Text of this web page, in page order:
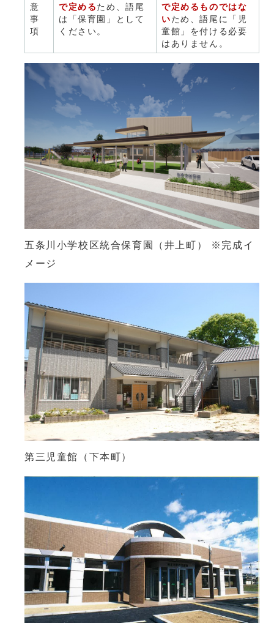
意
事
項
で定める ため、語尾
は「保育園」として
ください。
で定めるものではな
い ため、語尾に「児
童館」を付ける必要
はありません。
五条川小学校区統合保育園（井上町） ※完成イ
メージ
第三児童館（下本町）